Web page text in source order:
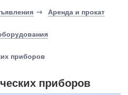
Аренда и прокат
приборов
приборов